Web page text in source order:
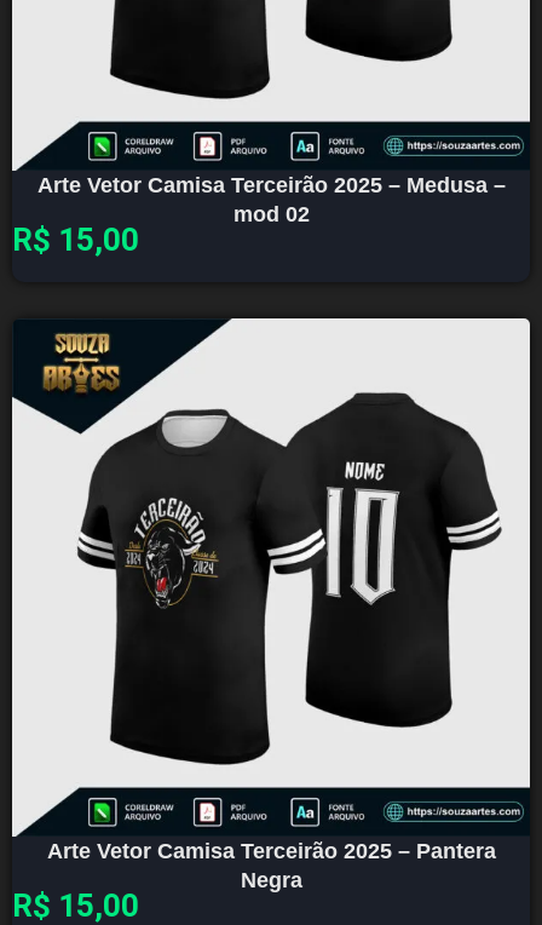
Arte Vetor Camisa Terceirão 2025 – Medusa –
mod 02
R$ 15,00
Arte Vetor Camisa Terceirão 2025 – Pantera
Negra
R$ 15,00